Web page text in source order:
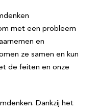
met een probleem
en
ze samen en kun
de feiten en onze
Dankzij het